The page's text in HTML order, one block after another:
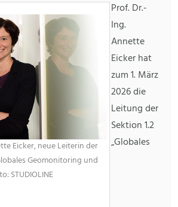
Eicker, neue Leiterin der
Geomonitoring und
STUDIOLINE
Prof. Dr.-
Ing.
Annette
Eicker hat
zum 1. März
2026 die
Leitung der
Sektion 1.2
„Globales